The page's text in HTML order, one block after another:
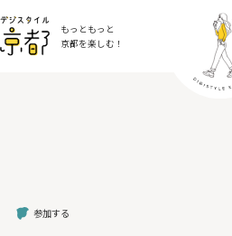
もっともっと
京都を楽しむ！
参加する